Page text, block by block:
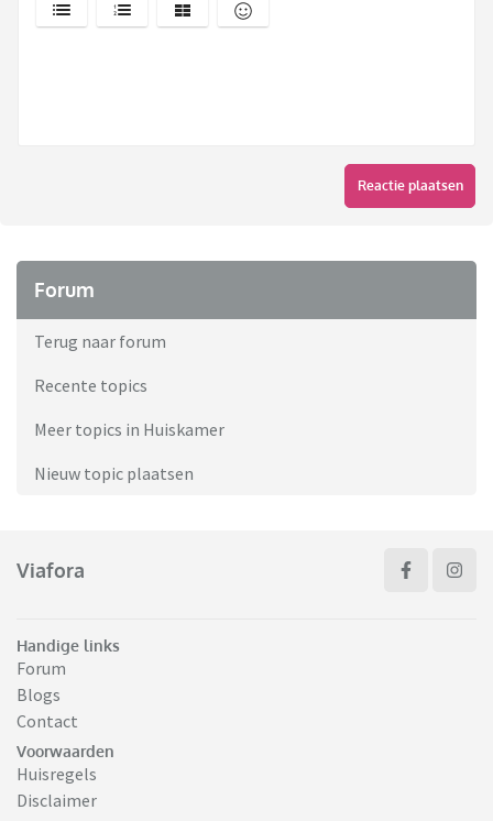
Reactie plaatsen
Forum
Terug naar forum
Recente topics
Meer topics in Huiskamer
Nieuw topic plaatsen
Viafora
Handige links
Forum
Blogs
Contact
Voorwaarden
Huisregels
Disclaimer